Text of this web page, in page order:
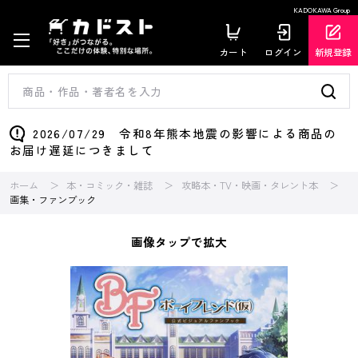
KADOKAWA Group
カート ログイン 新規登録
2026/07/29 令和8年熊本地震の影響による商品の
お届け遅延につきまして
ホーム 本・コミック・雑誌
攻略本・TV・映画・タレント本
画集・ファンブック
画像タップで拡大